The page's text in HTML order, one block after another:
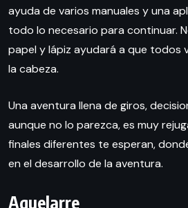
ayuda de varios manuales y una
todo lo necesario para continuar.
papel y lápiz ayudará a que todos
la cabeza.
Una aventura llena de giros,
aunque no lo parezca, es muy
finales diferentes te esperan,
en el desarrollo de la aventura.
Aquelarre